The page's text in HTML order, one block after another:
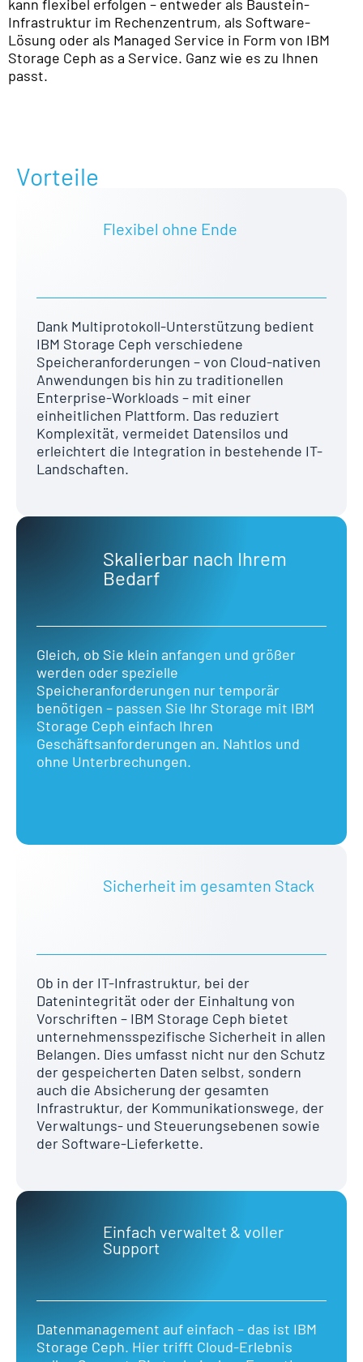
kann flexibel erfolgen – entweder als Baustein-
Infrastruktur im Rechenzentrum, als Software-
Lösung oder als Managed Service in Form von IBM
Storage Ceph as a Service. Ganz wie es zu Ihnen
passt.
Vorteile
Flexibel ohne Ende
Dank Multiprotokoll-Unterstützung bedient
IBM Storage Ceph verschiedene
Speicheranforderungen – von Cloud-nativen
Anwendungen bis hin zu traditionellen
Enterprise-Workloads – mit einer
einheitlichen Plattform. Das reduziert
Komplexität, vermeidet Datensilos und
erleichtert die Integration in bestehende IT-
Landschaften.
Skalierbar nach Ihrem
Bedarf
Gleich, ob Sie klein anfangen und größer
werden oder spezielle
Speicheranforderungen nur temporär
benötigen – passen Sie Ihr Storage mit IBM
Storage Ceph einfach Ihren
Geschäftsanforderungen an. Nahtlos und
ohne Unterbrechungen.
Sicherheit im gesamten Stack
Ob in der IT-Infrastruktur, bei der
Datenintegrität oder der Einhaltung von
Vorschriften – IBM Storage Ceph bietet
unternehmensspezifische Sicherheit in allen
Belangen. Dies umfasst nicht nur den Schutz
der gespeicherten Daten selbst, sondern
auch die Absicherung der gesamten
Infrastruktur, der Kommunikationswege, der
Verwaltungs- und Steuerungsebenen sowie
der Software-Lieferkette.
Einfach verwaltet & voller
Support
Datenmanagement auf einfach – das ist IBM
Storage Ceph. Hier trifft Cloud-Erlebnis